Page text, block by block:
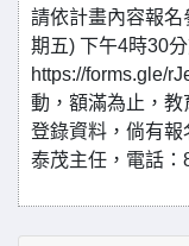
請依計畫內容報
期五) 下午4時30
https://forms.gle/
動，額滿為止，
登錄資料，倘有報
泰茂主任，電話：